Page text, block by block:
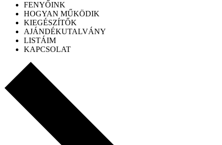
FENYŐINK
HOGYAN MŰKÖDIK
KIEGÉSZÍTŐK
AJÁNDÉKUTALVÁNY
LISTÁIM
KAPCSOLAT